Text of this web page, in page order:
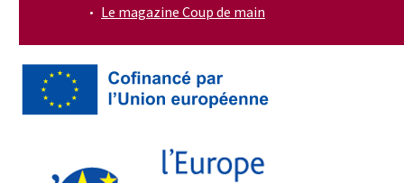
Le magazine Coup de main